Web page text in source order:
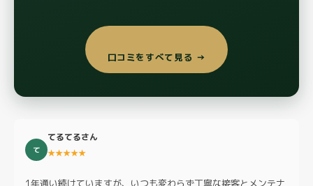
口コミをすべて見る →
て
てるてるさん
★★★★★
1年通い続けていますが、いつも変わらず丁寧な接客とメンテナ